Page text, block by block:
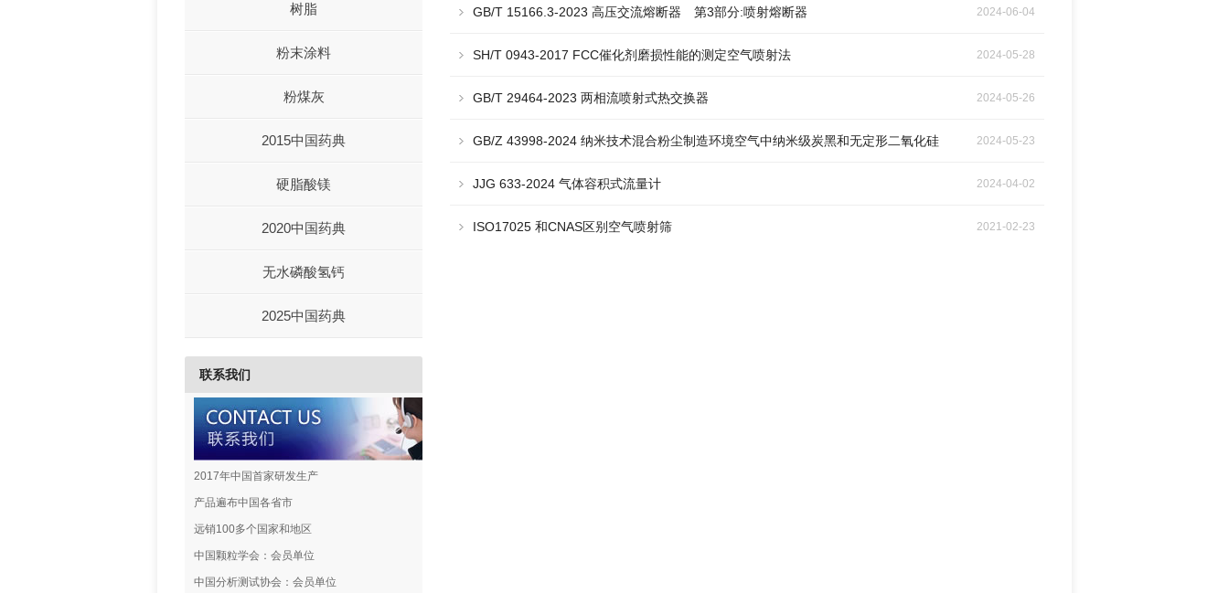
GB/T 15166.3-2023 高压交流熔断器 第3部分:喷射熔断器 2024-06-04
SH/T 0943-2017 FCC催化剂磨损性能的测定空气喷射法 2024-05-28
GB/T 29464-2023 两相流喷射式热交换器 2024-05-26
GB/Z 43998-2024 纳米技术混合粉尘制造环境空气中纳米级炭黑和无定形二氧化硅
浓度的测量方法
2024-05-23
JJG 633-2024 气体容积式流量计 2024-04-02
ISO17025 和CNAS区别空气喷射筛 2021-02-23
树脂
粉末涂料
粉煤灰
2015中国药典
硬脂酸镁
2020中国药典
无水磷酸氢钙
2025中国药典
联系我们
2017年中国首家研发生产
产品遍布中国各省市
远销100多个国家和地区
中国颗粒学会：会员单位
中国分析测试协会：会员单位